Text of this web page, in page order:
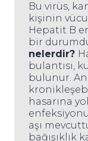
Bu virüs,
kişinin
Hepatit B
bir
nelerdir?
bulantısı,
bulunur.
hasarına
aşı
bağışıklık